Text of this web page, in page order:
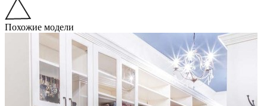
Похожие модели